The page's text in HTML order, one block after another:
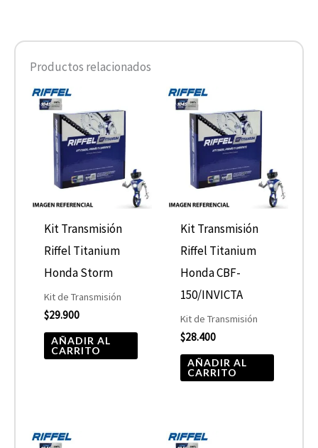
Productos relacionados
Kit Transmisión
Riffel Titanium
Honda Storm
Kit de Transmisión
$29.900
AÑADIR AL
CARRITO
Kit Transmisión
Riffel Titanium
Honda CBF-
150/INVICTA
Kit de Transmisión
$28.400
AÑADIR AL
CARRITO